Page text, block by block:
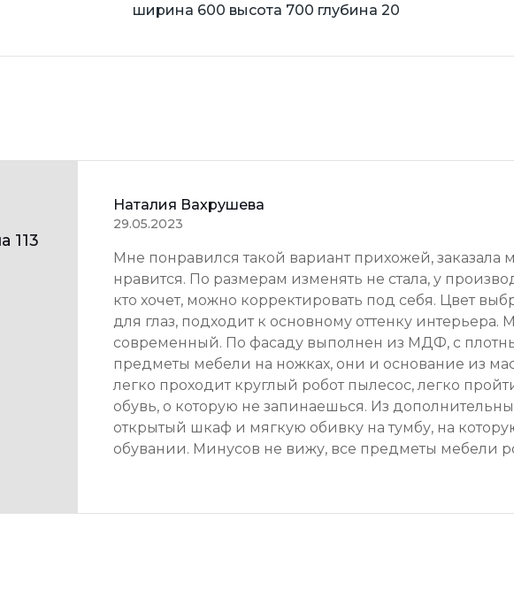
ширина 600 высота 700 глубина 20
113
Наталия Вахрушева
29.05.2023
Мне понравился такой вариант прихожей, заказала
нравится. По размерам изменять не стала, у
кто хочет, можно корректировать под себя. Цвет
для глаз, подходит к основному оттенку
современный. По фасаду выполнен из МДФ, с
предметы мебели на ножках, они и основание из
легко проходит круглый робот пылесос, легко
обувь, о которую не запинаешься. Из
открытый шкаф и мягкую обивку на тумбу, на
обувании. Минусов не вижу, все предметы мебели